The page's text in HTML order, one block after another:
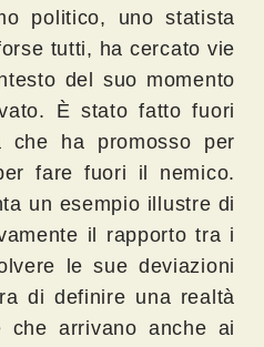
politico, uno statista
tutti, ha cercato vie
del suo momento
È stato fatto fuori
che ha promosso per
fare fuori il nemico.
un esempio illustre di
il rapporto tra i
le sue deviazioni
di definire una realtà
che arrivano anche ai